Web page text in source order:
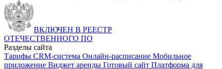
ВКЛЮЧЕН В РЕЕСТР
ОТЕЧЕСТВЕННОГО ПО
Разделы сайта
Тарифы CRM-система Онлайн-расписание Мобильное
приложение Виджет аренды Готовый сайт Платформа для